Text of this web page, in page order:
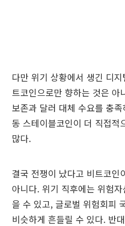
다만 위기 상황에서 생긴 디
트코인으로만 향하는 것은 아
보존과 달러 대체 수요를 충
동 스테이블코인이 더 직접적
많다.
결국 전쟁이 났다고 비트코인
아니다. 위기 직후에는 위험
을 수 있고, 글로벌 위험회피
비슷하게 흔들릴 수 있다. 반